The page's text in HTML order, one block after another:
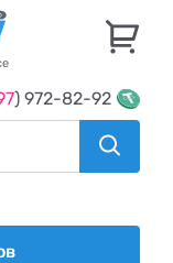
) 972-82-92